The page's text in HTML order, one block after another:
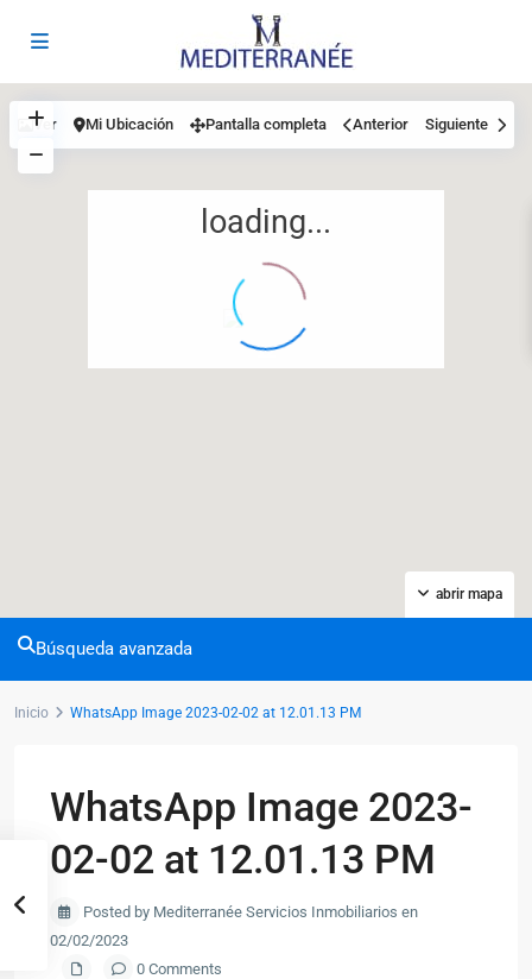
12
loading...
abrir mapa
Ver Mi Ubicación Pantalla completa Anterior Siguiente
Búsqueda avanzada
Inicio WhatsApp Image 2023-02-02 at 12.01.13 PM
WhatsApp Image 2023-
02-02 at 12.01.13 PM
Posted by Mediterranée Servicios Inmobiliarios en
02/02/2023
0 Comments